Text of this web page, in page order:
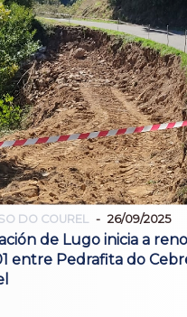
DO COUREL 26/09/2025
de Lugo inicia a
entre Pedrafita do